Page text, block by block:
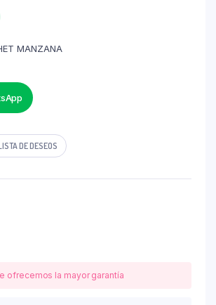
MANZANA
DE DESEOS
ofrecemos la mayor garantía